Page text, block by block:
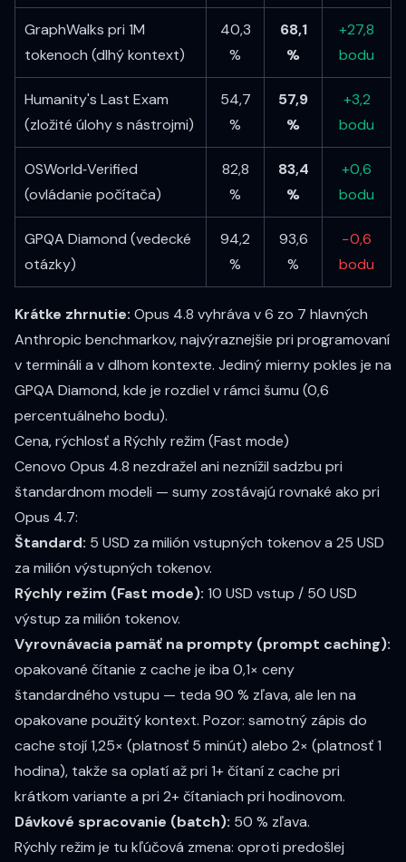
GraphWalks pri 1M
tokenoch (dlhý kontext)
40,3
%
68,1
%
+27,8
bodu
Humanity's Last Exam
(zložité úlohy s nástrojmi)
54,7
%
57,9
%
+3,2
bodu
OSWorld‑Verified
(ovládanie počítača)
82,8
%
83,4
%
+0,6
bodu
GPQA Diamond (vedecké
otázky)
94,2
%
93,6
%
−0,6
bodu
Krátke zhrnutie: Opus 4.8 vyhráva v 6 zo 7 hlavných
Anthropic benchmarkov, najvýraznejšie pri programovaní
v termináli a v dlhom kontexte. Jediný mierny pokles je na
GPQA Diamond, kde je rozdiel v rámci šumu (0,6
percentuálneho bodu).
Cena, rýchlosť a Rýchly režim (Fast mode)
Cenovo Opus 4.8 nezdražel ani neznížil sadzbu pri
štandardnom modeli — sumy zostávajú rovnaké ako pri
Opus 4.7:
Štandard: 5 USD za milión vstupných tokenova 25 USD
za milión výstupných tokenov.
Rýchly režim (Fast mode): 10 USD vstup / 50 USD
výstup za milión tokenov.
Vyrovnávacia pamäť na prompty (prompt caching):
opakované čítanie z cache je iba 0,1× ceny
štandardného vstupu — teda 90 % zľava, ale len na
opakovane použitý kontext. Pozor: samotný zápis do
cache stojí 1,25× (platnosť 5 minút) alebo 2× (platnosť 1
hodina), takže sa oplatí až pri 1+ čítaní z cache pri
krátkom variante a pri 2+ čítaniach pri hodinovom.
Dávkové spracovanie (batch): 50 % zľava.
Rýchly režim je tu kľúčová zmena: oproti predošlej